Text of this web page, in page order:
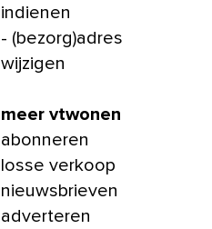
indienen
- (bezorg)adres
wijzigen
meer vtwonen
abonneren
losse verkoop
nieuwsbrieven
adverteren